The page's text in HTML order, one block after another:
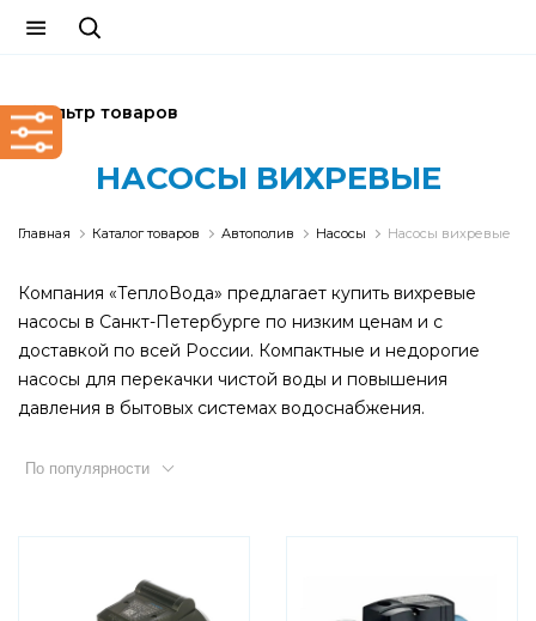
Фильтр товаров
НАСОСЫ ВИХРЕВЫЕ
Главная Каталог товаров Автополив Насосы Насосы вихревые
Компания «ТеплоВода» предлагает купить вихревые
насосы в Санкт-Петербурге по низким ценам и с
доставкой по всей России. Компактные и недорогие
насосы для перекачки чистой воды и повышения
давления в бытовых системах водоснабжения.
По популярности